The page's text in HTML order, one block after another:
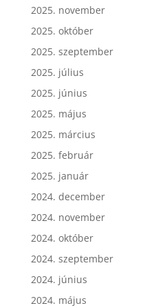
2025. november
2025. október
2025. szeptember
2025. július
2025. június
2025. május
2025. március
2025. február
2025. január
2024. december
2024. november
2024. október
2024. szeptember
2024. június
2024. május